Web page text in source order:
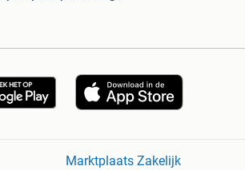
Marktplaats Zakelijk